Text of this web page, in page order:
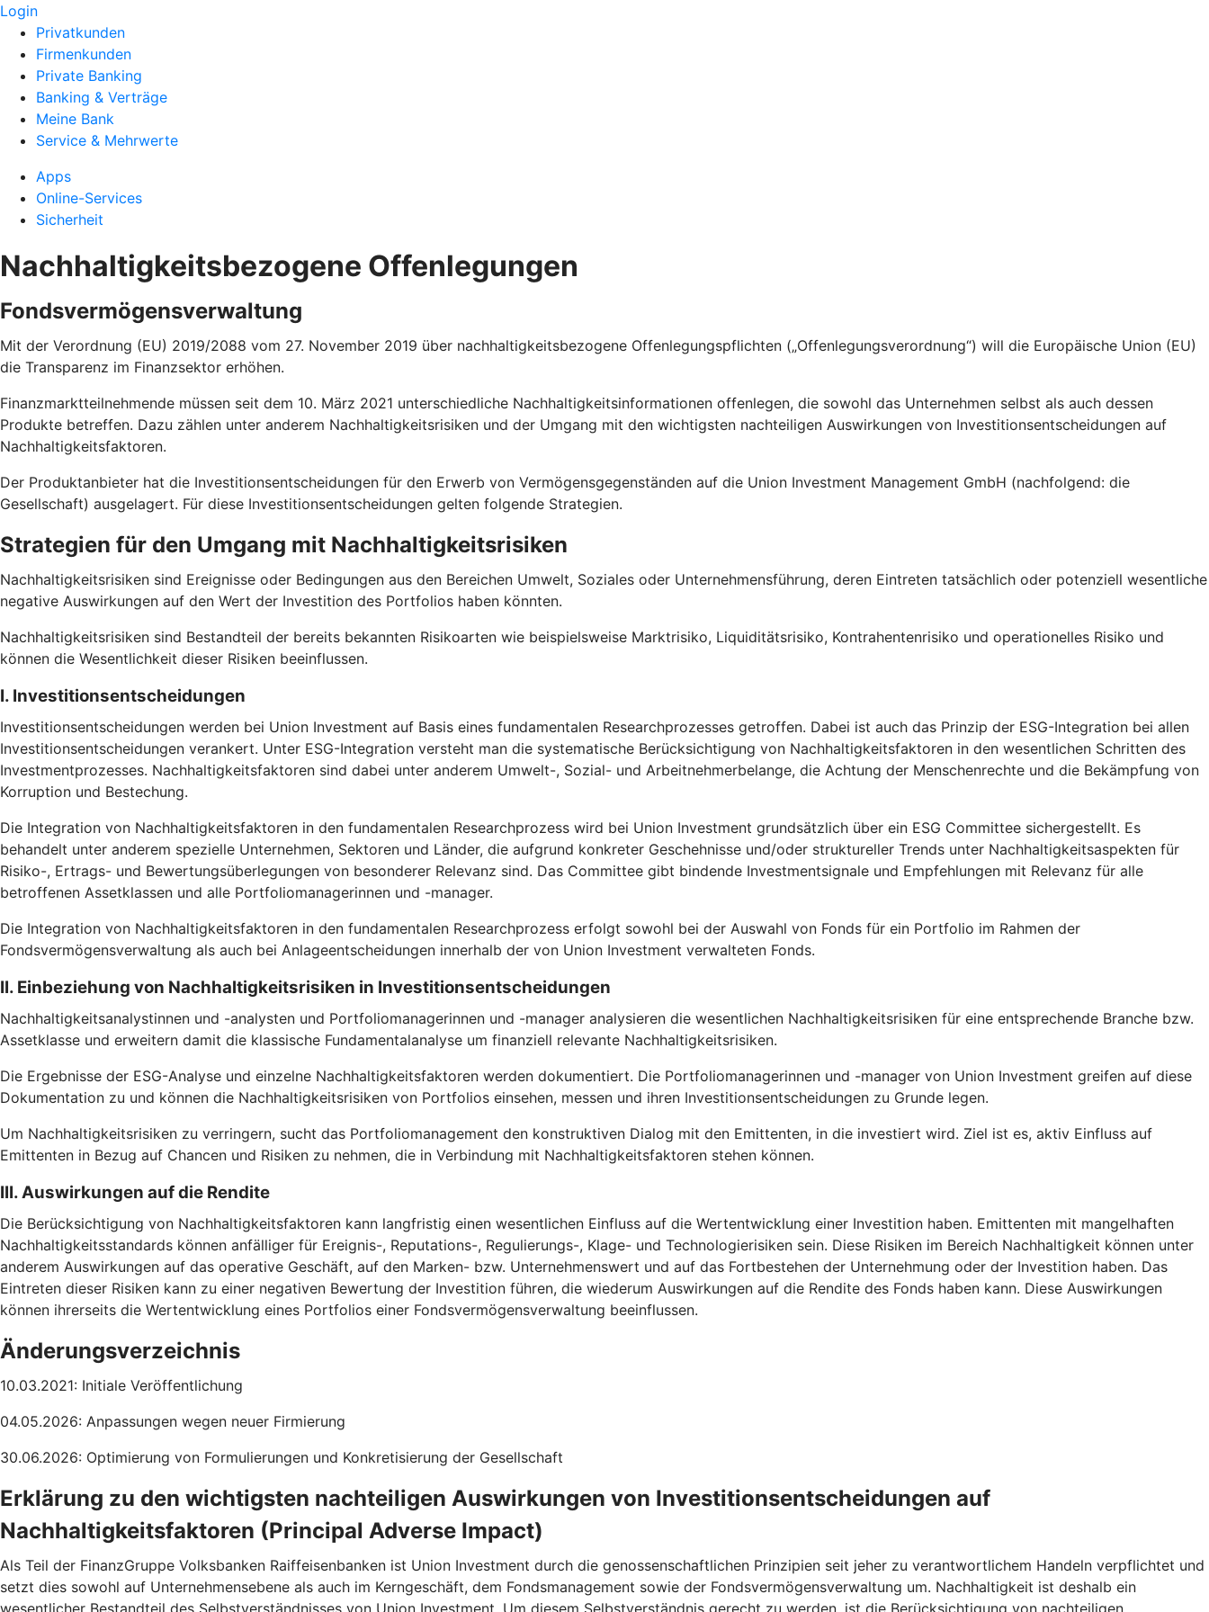
Login
Privatkunden
Firmenkunden
Private Banking
Banking & Verträge
Meine Bank
Service & Mehrwerte
Apps
Online-Services
Sicherheit
Nachhaltigkeitsbezogene Offenlegungen
Fondsvermögensverwaltung
Mit der Verordnung (EU) 2019/2088 vom 27. November 2019 über nachhaltigkeitsbezogene Offenlegungspflichten („Offenlegungsverordnung“) will die Europäische Union (EU)
die Transparenz im Finanzsektor erhöhen.
Finanzmarktteilnehmende müssen seit dem 10. März 2021 unterschiedliche Nachhaltigkeitsinformationen offenlegen, die sowohl das Unternehmen selbst als auch dessen
Produkte betreffen. Dazu zählen unter anderem Nachhaltigkeitsrisiken und der Umgang mit den wichtigsten nachteiligen Auswirkungen von Investitionsentscheidungen auf
Nachhaltigkeitsfaktoren.
Der Produktanbieter hat die Investitionsentscheidungen für den Erwerb von Vermögensgegenständen auf die Union Investment Management GmbH (nachfolgend: die
Gesellschaft) ausgelagert. Für diese Investitionsentscheidungen gelten folgende Strategien.
Strategien für den Umgang mit Nachhaltigkeitsrisiken
Nachhaltigkeitsrisiken sind Ereignisse oder Bedingungen aus den Bereichen Umwelt, Soziales oder Unternehmensführung, deren Eintreten tatsächlich oder potenziell wesentliche
negative Auswirkungen auf den Wert der Investition des Portfolios haben könnten.
Nachhaltigkeitsrisiken sind Bestandteil der bereits bekannten Risikoarten wie beispielsweise Marktrisiko, Liquiditätsrisiko, Kontrahentenrisiko und operationelles Risiko und
können die Wesentlichkeit dieser Risiken beeinflussen.
I. Investitionsentscheidungen
Investitionsentscheidungen werden bei Union Investment auf Basis eines fundamentalen Researchprozesses getroffen. Dabei ist auch das Prinzip der ESG-Integration bei allen
Investitionsentscheidungen verankert. Unter ESG-Integration versteht man die systematische Berücksichtigung von Nachhaltigkeitsfaktoren in den wesentlichen Schritten des
Investmentprozesses. Nachhaltigkeitsfaktoren sind dabei unter anderem Umwelt-, Sozial- und Arbeitnehmerbelange, die Achtung der Menschenrechte und die Bekämpfung von
Korruption und Bestechung.
Die Integration von Nachhaltigkeitsfaktoren in den fundamentalen Researchprozess wird bei Union Investment grundsätzlich über ein ESG Committee sichergestellt. Es
behandelt unter anderem spezielle Unternehmen, Sektoren und Länder, die aufgrund konkreter Geschehnisse und/oder struktureller Trends unter Nachhaltigkeitsaspekten für
Risiko-, Ertrags- und Bewertungsüberlegungen von besonderer Relevanz sind. Das Committee gibt bindende Investmentsignale und Empfehlungen mit Relevanz für alle
betroffenen Assetklassen und alle Portfoliomanagerinnen und -manager.
Die Integration von Nachhaltigkeitsfaktoren in den fundamentalen Researchprozess erfolgt sowohl bei der Auswahl von Fonds für ein Portfolio im Rahmen der
Fondsvermögensverwaltung als auch bei Anlageentscheidungen innerhalb der von Union Investment verwalteten Fonds.
II. Einbeziehung von Nachhaltigkeitsrisiken in Investitionsentscheidungen
Nachhaltigkeitsanalystinnen und -analysten und Portfoliomanagerinnen und -manager analysieren die wesentlichen Nachhaltigkeitsrisiken für eine entsprechende Branche bzw.
Assetklasse und erweitern damit die klassische Fundamentalanalyse um finanziell relevante Nachhaltigkeitsrisiken.
Die Ergebnisse der ESG-Analyse und einzelne Nachhaltigkeitsfaktoren werden dokumentiert. Die Portfoliomanagerinnen und -manager von Union Investment greifen auf diese
Dokumentation zu und können die Nachhaltigkeitsrisiken von Portfolios einsehen, messen und ihren Investitionsentscheidungen zu Grunde legen.
Um Nachhaltigkeitsrisiken zu verringern, sucht das Portfoliomanagement den konstruktiven Dialog mit den Emittenten, in die investiert wird. Ziel ist es, aktiv Einfluss auf
Emittenten in Bezug auf Chancen und Risiken zu nehmen, die in Verbindung mit Nachhaltigkeitsfaktoren stehen können.
III. Auswirkungen auf die Rendite
Die Berücksichtigung von Nachhaltigkeitsfaktoren kann langfristig einen wesentlichen Einfluss auf die Wertentwicklung einer Investition haben. Emittenten mit mangelhaften
Nachhaltigkeitsstandards können anfälliger für Ereignis-, Reputations-, Regulierungs-, Klage- und Technologierisiken sein. Diese Risiken im Bereich Nachhaltigkeit können unter
anderem Auswirkungen auf das operative Geschäft, auf den Marken- bzw. Unternehmenswert und auf das Fortbestehen der Unternehmung oder der Investition haben. Das
Eintreten dieser Risiken kann zu einer negativen Bewertung der Investition führen, die wiederum Auswirkungen auf die Rendite des Fonds haben kann. Diese Auswirkungen
können ihrerseits die Wertentwicklung eines Portfolios einer Fondsvermögensverwaltung beeinflussen.
Änderungsverzeichnis
10.03.2021: Initiale Veröffentlichung
04.05.2026: Anpassungen wegen neuer Firmierung
30.06.2026: Optimierung von Formulierungen und Konkretisierung der Gesellschaft
Erklärung zu den wichtigsten nachteiligen Auswirkungen von Investitionsentscheidungen auf
Nachhaltigkeitsfaktoren (Principal Adverse Impact)
Als Teil der FinanzGruppe Volksbanken Raiffeisenbanken ist Union Investment durch die genossenschaftlichen Prinzipien seit jeher zu verantwortlichem Handeln verpflichtet und
setzt dies sowohl auf Unternehmensebene als auch im Kerngeschäft, dem Fondsmanagement sowie der Fondsvermögensverwaltung um. Nachhaltigkeit ist deshalb ein
wesentlicher Bestandteil des Selbstverständnisses von Union Investment. Um diesem Selbstverständnis gerecht zu werden, ist die Berücksichtigung von nachteiligen